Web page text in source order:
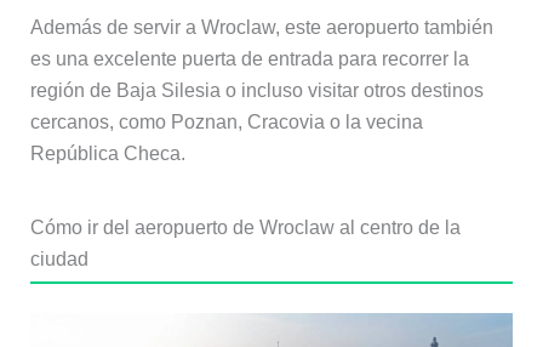
Además de servir a Wroclaw, este aeropuerto también
es una excelente puerta de entrada para recorrer la
región de Baja Silesia o incluso visitar otros destinos
cercanos, como Poznan, Cracovia o la vecina
República Checa.
Cómo ir del aeropuerto de Wroclaw al centro de la
ciudad